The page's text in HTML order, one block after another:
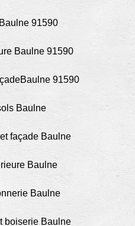
91590
Baulne 91590
91590
Baulne
façade Baulne
Baulne
Baulne
boiserie Baulne